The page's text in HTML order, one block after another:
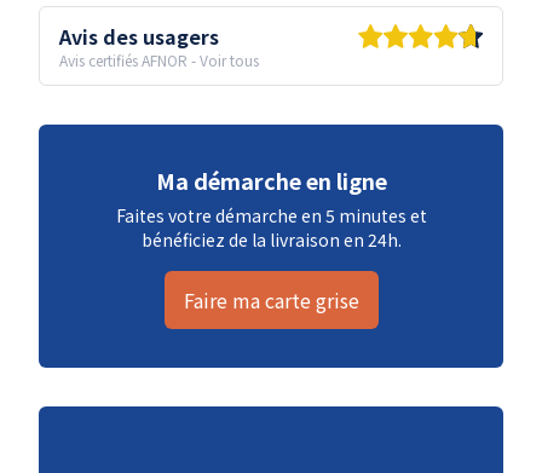
Avis des usagers
Avis certifiés AFNOR -Voir tous
Ma démarche en ligne
Faites votre démarche en 5 minutes et
bénéficiez de la livraison en 24h.
Faire ma carte grise